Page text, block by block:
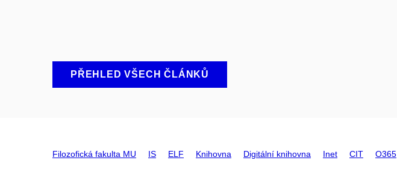
PŘEHLED VŠECH ČLÁNKŮ
Filozofická fakulta MU IS ELF Knihovna Digitální knihovna Inet CIT O365